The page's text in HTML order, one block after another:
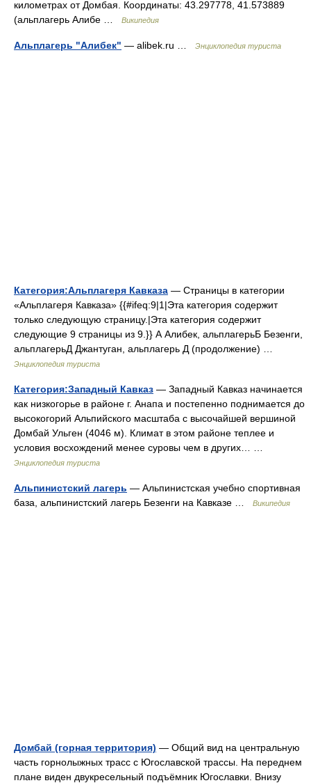
километрах от Домбая. Координаты: 43.297778, 41.573889
(альплагерь Алибе …
Википедия
Альплагерь "Алибек" — alibek.ru … Энциклопедия туриста
Категория:Альплагеря Кавказа — Страницы в категории
«Альплагеря Кавказа» {{#ifeq:9|1|Эта категория содержит
только следующую страницу.|Эта категория содержит
следующие 9 страницы из 9.}} А Алибек, альплагерьБ Безенги,
альплагерьД Джантуган, альплагерь Д (продолжение) …
Энциклопедия туриста
Категория:Западный Кавказ — Западный Кавказ начинается
как низкогорье в районе г. Анапа и постепенно поднимается до
высокогорий Альпийского масштаба с высочайшей вершиной
Домбай Ульген (4046 м). Климат в этом районе теплее и
условия восхождений менее суровы чем в других… …
Энциклопедия туриста
Альпинистский лагерь — Альпинистская учебно спортивная
база, альпинистский лагерь Безенги на Кавказе …
Википедия
Домбай (горная территория) — Общий вид на центральную
часть горнолыжных трасс с Югославской трассы. На переднем
плане виден двукресельный подъёмник Югославки. Внизу